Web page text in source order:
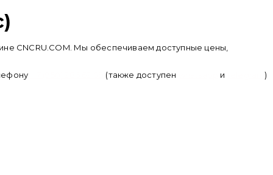
CNCRU.COM. Мы обеспечиваем доступные цены,
(также доступен и telegram)